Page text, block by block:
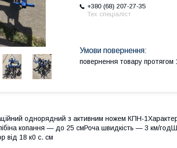
+380 (68) 207-27-35
Тех спеціаліст
повернення товару протягом
однорядний з активним ножем КПН-
копання — до 25 смРоча швидкість — 3 км/
від 18 к0 с. см